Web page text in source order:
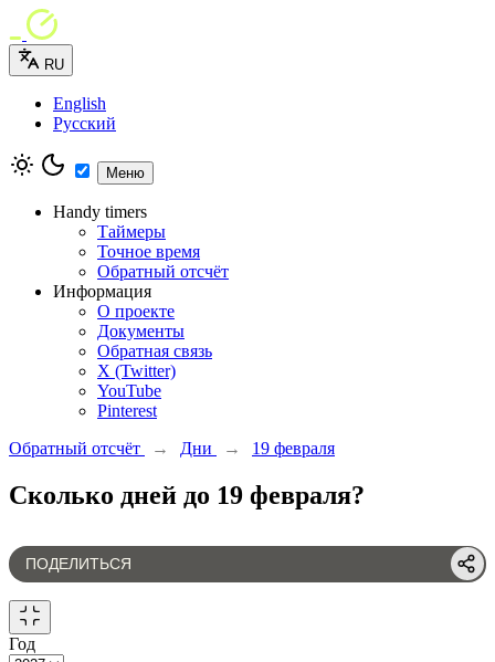
RU
English
Русский
Меню
Handy timers
Таймеры
Точное время
Обратный отсчёт
Информация
О проекте
Документы
Обратная связь
X (Twitter)
YouTube
Pinterest
Обратный отсчёт
→ Дни → 19 февраля
Сколько дней до 19 февраля?
ПОДЕЛИТЬСЯ
Год